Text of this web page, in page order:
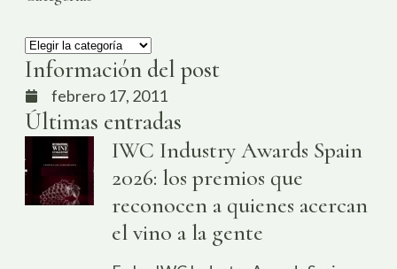
Información del post
febrero 17, 2011
Últimas entradas
IWC Industry Awards Spain
2026: los premios que
reconocen a quienes acercan
el vino a la gente